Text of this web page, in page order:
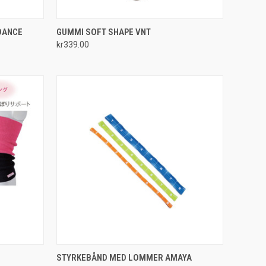
QUICK VIEW
Compare
GUMMI SOFT SHAPE VNT
kr339.00
QUICK VIEW VIEW OPTIONS
STYRKEBÅND MED LOMMER AMAYA